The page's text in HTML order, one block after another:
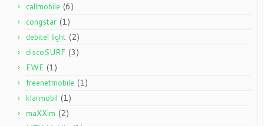
callmobile (6)
congstar (1)
debitel light (2)
discoSURF (3)
EWE (1)
freenetmobile (1)
klarmobil (1)
maXXim (2)